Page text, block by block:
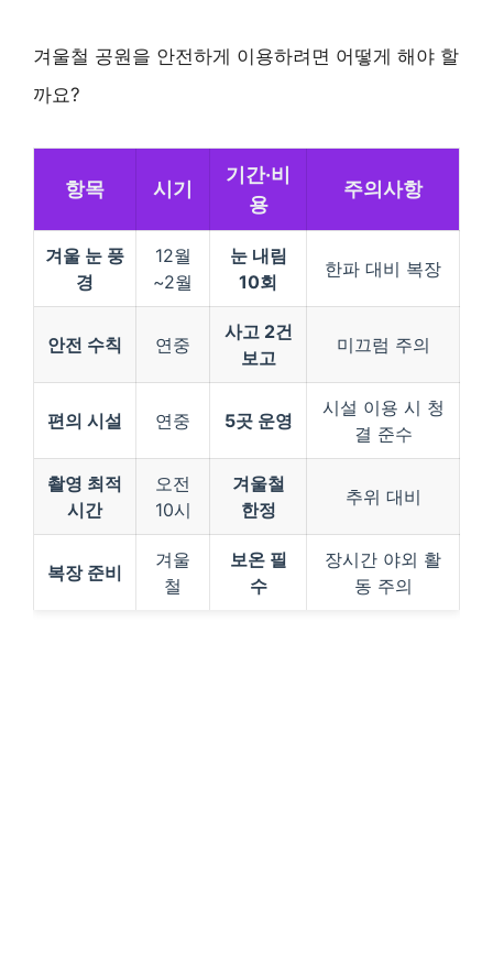
겨울철 공원을 안전하게 이용하려면 어떻게 해야 할
까요?
항목 시기
기간·비
용
주의사항
겨울 눈 풍
경
12월
~2월
눈 내림
10회
한파 대비 복장
안전 수칙 연중
사고 2건
보고
미끄럼 주의
편의 시설 연중 5곳 운영
시설 이용 시 청
결 준수
촬영 최적
시간
오전
10시
겨울철
한정
추위 대비
복장 준비
겨울
철
보온 필
수
장시간 야외 활
동 주의